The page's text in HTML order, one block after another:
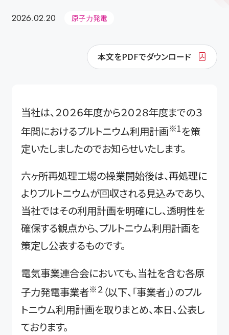
2026.02.20 原子力発電
本文をPDFでダウンロード
当社は、２０２６年度から２０２８年度までの３
年間におけるプルトニウム利用計画※1を策
定いたしましたのでお知らせいたします。
六ヶ所再処理工場の操業開始後は、再処理に
よりプルトニウムが回収される見込みであり、
当社ではその利用計画を明確にし、透明性を
確保する観点から、プルトニウム利用計画を
策定し公表するものです。
電気事業連合会においても、当社を含む各原
子力発電事業者※２ （以下、「事業者」）のプル
トニウム利用計画を取りまとめ、本日、公表し
ております。